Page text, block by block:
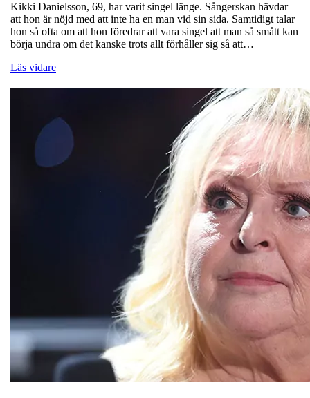
Kikki Danielsson, 69, har varit singel länge. Sångerskan hävdar
att hon är nöjd med att inte ha en man vid sin sida. Samtidigt talar
hon så ofta om att hon föredrar att vara singel att man så smått kan
börja undra om det kanske trots allt förhåller sig så att…
Läs vidare